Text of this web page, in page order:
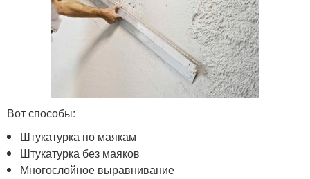
Вот способы:
Штукатурка по маякам
Штукатурка без маяков
Многослойное выравнивание